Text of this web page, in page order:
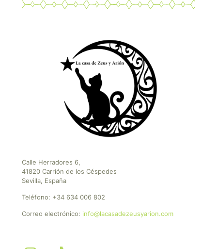
Calle Herradores 6,
41820 Carrión de los Céspedes
Sevilla, España
Teléfono: +34 634 006 802
Correo electrónico: info@lacasadezeusyarion.com